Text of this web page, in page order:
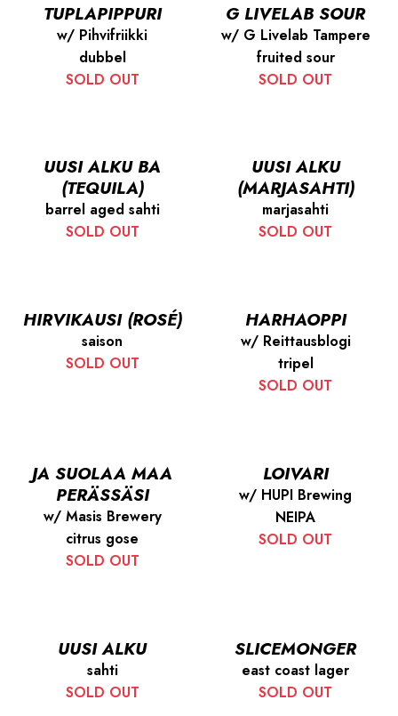
TUPLAPIPPURI
w/ Pihvifriikki
dubbel
SOLD OUT
G LIVELAB SOUR
w/ G Livelab Tampere
fruited sour
SOLD OUT
UUSI ALKU BA
(TEQUILA)
barrel aged sahti
SOLD OUT
UUSI ALKU
(MARJASAHTI)
marjasahti
SOLD OUT
HIRVIKAUSI (ROSÉ)
saison
SOLD OUT
HARHAOPPI
w/ Reittausblogi
tripel
SOLD OUT
JA SUOLAA MAA
PERÄSSÄSI
w/ Masis Brewery
citrus gose
SOLD OUT
LOIVARI
w/ HUPI Brewing
NEIPA
SOLD OUT
UUSI ALKU
sahti
SOLD OUT
SLICEMONGER
east coast lager
SOLD OUT